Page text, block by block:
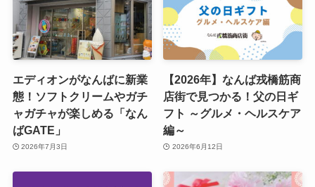
エディオンがなんばに新業
態！ソフトクリームやガチ
ャガチャが楽しめる「なん
ばGATE」
2026年7月3日
【2026年】なんば戎橋筋商
店街で見つかる！父の日ギ
フト ～グルメ・ヘルスケア
編～
2026年6月12日